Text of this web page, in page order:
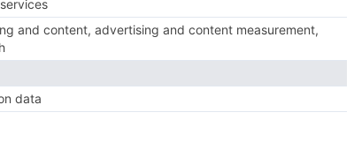
(PayPal)
รายละเอียดประกาศ:5 แสตมป์หรือ 6th ... หรือ 10 ถ้า